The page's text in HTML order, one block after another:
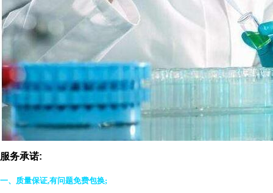
服务承诺:
一、质量保证,有问题免费包换;